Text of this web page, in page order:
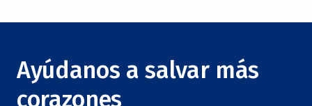
Ayúdanos a salvar más
corazones